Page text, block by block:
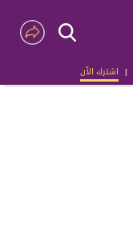
| اشترك الآن